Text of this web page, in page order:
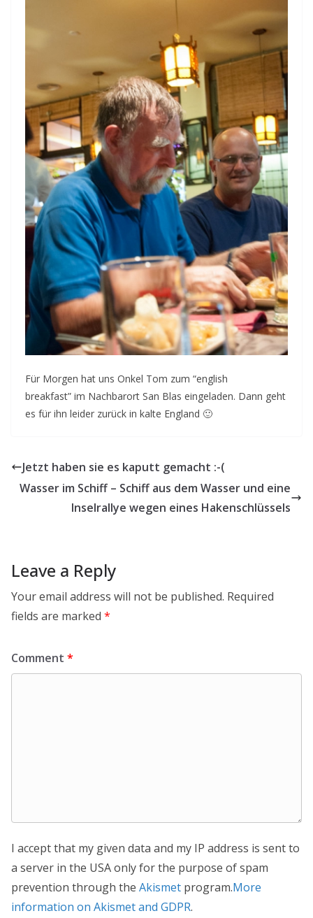
Für Morgen hat uns Onkel Tom zum “english
breakfast” im Nachbarort San Blas eingeladen. Dann geht
es für ihn leider zurück in kalte England 🙂
Jetzt haben sie es kaputt gemacht :-(
Wasser im Schiff – Schiff aus dem Wasser und eine
Inselrallye wegen eines Hakenschlüssels
Leave a Reply
Your email address will not be published. Required
fields are marked *
Comment *
I accept that my given data and my IP address is sent to
a server in the USA only for the purpose of spam
prevention through the Akismet program.More
information on Akismet and GDPR.